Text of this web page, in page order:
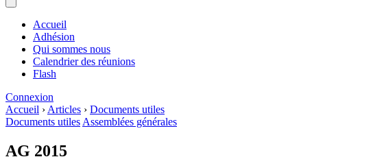
Accueil
Adhésion
Qui sommes nous
Calendrier des réunions
Flash
Connexion
Accueil › Articles › Documents utiles
Documents utiles Assemblées générales
AG 2015